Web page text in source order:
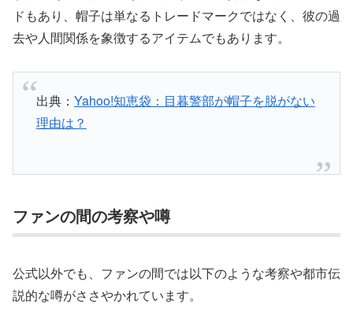
ドもあり、帽子は単なるトレードマークではなく、彼の過
去や人間関係を象徴するアイテムでもあります。
出典： Yahoo!知恵袋：目暮警部が帽子を脱がない
理由は？
ファンの間の考察や噂
公式以外でも、ファンの間では以下のような考察や都市伝
説的な噂がささやかれています。